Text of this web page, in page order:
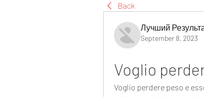
Back
Лучший
September 8, 2023
Voglio
Voglio perdere peso e